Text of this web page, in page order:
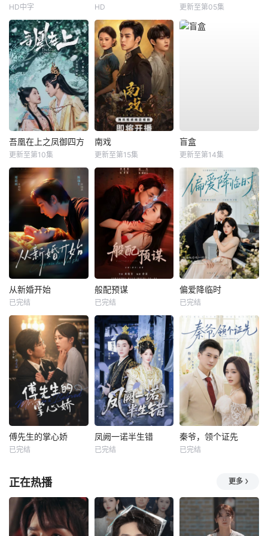
HD中字 HD 更新至第05集
吾凰在上之凤御四方
更新至第10集
南戏
更新至第15集
盲盒
更新至第14集
从新婚开始
已完结
般配预谋
已完结
偏爱降临时
已完结
傅先生的掌心娇
已完结
凤阙一诺半生错
已完结
秦爷，领个证先
已完结
正在热播 更多